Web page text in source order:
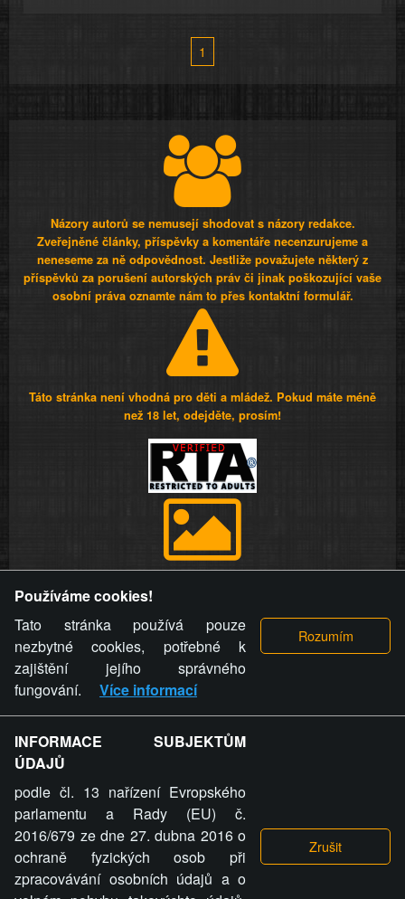
1
Názory autorů se nemusejí shodovat s názory redakce.
Zveřejněné články, příspěvky a komentáře necenzurujeme a
neneseme za ně odpovědnost. Jestliže považujete některý z
příspěvků za porušení autorských práv či jinak poškozující vaše
osobní práva oznamte nám to přes kontaktní formulář.
Táto stránka není vhodná pro děti a mládež. Pokud máte méně
než 18 let, odejděte, prosím!
videa a komentáře. Osoba, které se toto opatření provozovatele
stránky týče, ani osoba, která umístila fotografii nebo video na
stránku, nemůže z důvodu odstranění fotografie, videa nebo
komentáře pro výše uvedenou okolnost uplatnit vůči
provozovateli stránky žádný nárok na náhradu škody nebo
nemajetkové újmy.
ZVRÁCENÝ.CZ - Svět není zvrácenej. To jen
ty lidi...
Používáme cookies!
Tato stránka používá pouze
nezbytné cookies, potřebné k
zajištění jejího správného
fungování.
Více informací
INFORMACE SUBJEKTŮM
ÚDAJŮ
podle čl. 13 nařízení Evropského
parlamentu a Rady (EU) č.
2016/679 ze dne 27. dubna 2016 o
ochraně fyzických osob při
zpracovávání osobních údajů a o